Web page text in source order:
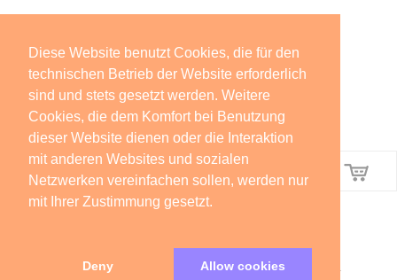
Diese Website benutzt Cookies, die für den
technischen Betrieb der Website erforderlich
sind und stets gesetzt werden. Weitere
Cookies, die dem Komfort bei Benutzung
dieser Website dienen oder die Interaktion
mit anderen Websites und sozialen
Netzwerken vereinfachen sollen, werden nur
mit Ihrer Zustimmung gesetzt.
Deny Allow cookies
Menü
WIDERRUFSBELEHRUNG
WIDERRUFSBELEHRUNG &